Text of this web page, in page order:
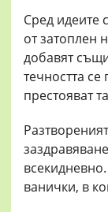
Сред идеите
от затоплен
добавят
течността
престояват
ванички, в